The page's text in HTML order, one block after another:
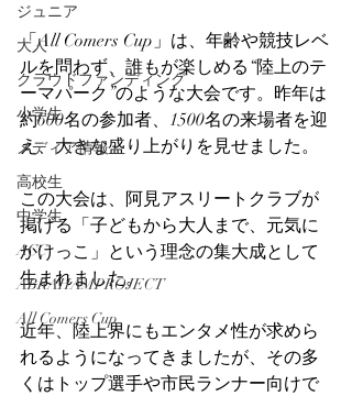
ジュニア
大人
クラウドファンディング
小学生
メディア情報
高校生
中学生
ACC
ABRAHAMPROJECT
All Comers Cup
「All Comers Cup」は、年齢や競技レベ
ルを問わず、誰もが楽しめる“陸上のテ
ーマパーク”のような大会です。昨年は
約600名の参加者、1500名の来場者を迎
え、大きな盛り上がりを見せました。
この大会は、阿見アスリートクラブが
掲げる「子どもから大人まで、元気に
かけっこ」という理念の集大成として
生まれました。
近年、陸上界にもエンタメ性が求めら
れるようになってきましたが、その多
くはトップ選手や市民ランナー向けで